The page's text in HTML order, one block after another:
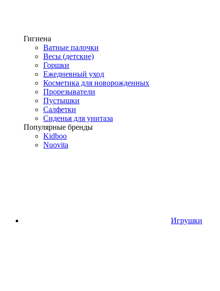
Гигиена
Ватные палочки
Весы (детские)
Горшки
Ежедневный уход
Косметика для новорожденных
Прорезыватели
Пустышки
Салфетки
Сиденья для унитаза
Популярные бренды
Kidboo
Nuovita
Игрушки